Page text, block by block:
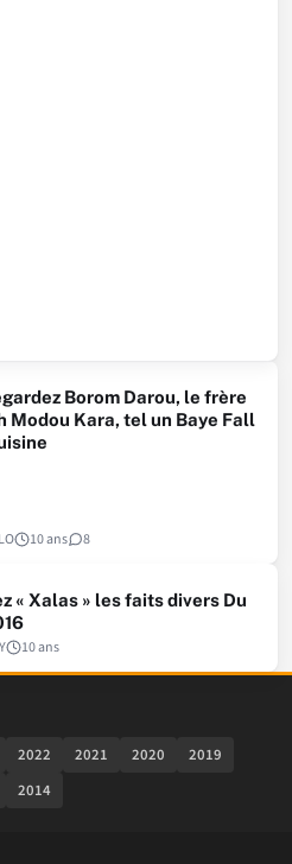
Borom Darou, le frère
Modou Kara, tel un Baye Fall
10 ans 8
« Xalas » les faits divers Du
10 ans
2022 2021 2020
2019
2014